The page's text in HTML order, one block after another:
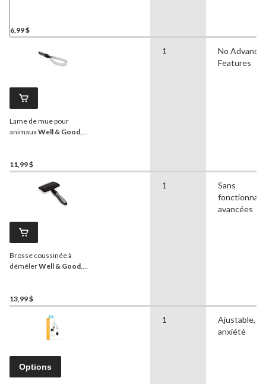
6,99 $
Lame de mue pour
animauxWell & Good
11,99 $
1
No
Features
Brosse coussinée à
démêlerWell & Good
13,99 $
1
Sans
avancées
Options
1
Ajustable,
anxiété